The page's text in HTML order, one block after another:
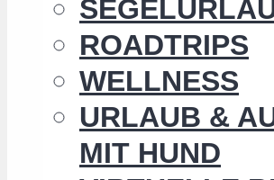
ROADTRIPS
WELLNESS
URLAUB &
MIT HUND